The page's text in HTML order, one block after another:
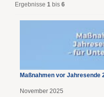
Ergebnisse 1 bis 6
Maßnahmen vor Jahresende
November 2025